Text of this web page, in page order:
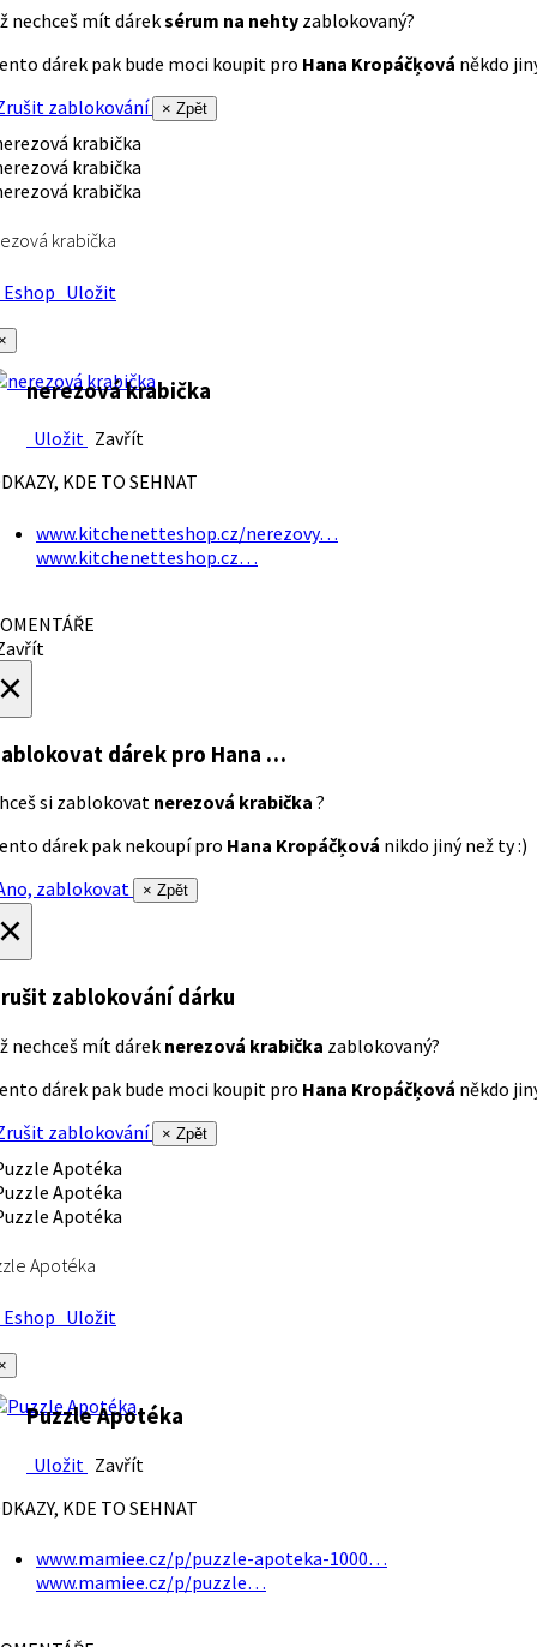
nechceš mít dáreksérum na nehty zablokovaný?
dárek pak bude moci koupit pro Hana Kropáčķová někdo
zablokování
× Zpět
krabička
Uložit
nerezová krabička
Uložit Zavřít
KDE TO SEHNAT
www.kitchenetteshop.cz/nerezovy…
www.kitchenetteshop.cz…
dárek pro Hana …
si zablokovat nerezová krabička ?
dárek pak nekoupí pro Hana Kropáčķová nikdo jiný než ty :)
zablokovat
× Zpět
zablokování dárku
nechceš mít dárek nerezová krabička zablokovaný?
dárek pak bude moci koupit pro Hana Kropáčķová někdo
zablokování
× Zpět
Apotéka
Uložit
Puzzle Apotéka
Uložit Zavřít
KDE TO SEHNAT
www.mamiee.cz/p/puzzle-apoteka-1000…
www.mamiee.cz/p/puzzle…